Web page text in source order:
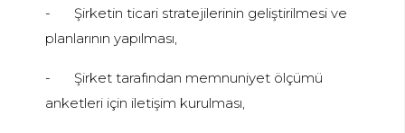
-
Şirketin ticari stratejilerinin geliştirilmesi ve
planlarının yapılması,
-
Şirket tarafından memnuniyet ölçümü
anketleri için iletişim kurulması,